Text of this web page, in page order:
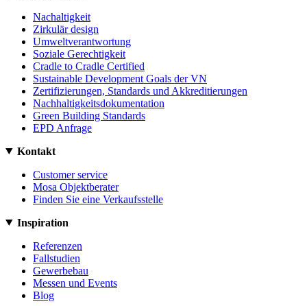
Nachaltigkeit
Zirkulär design
Umweltverantwortung
Soziale Gerechtigkeit
Cradle to Cradle Certified
Sustainable Development Goals der VN
Zertifizierungen, Standards und Akkreditierungen
Nachhaltigkeitsdokumentation
Green Building Standards
EPD Anfrage
Kontakt
Customer service
Mosa Objektberater
Finden Sie eine Verkaufsstelle
Inspiration
Referenzen
Fallstudien
Gewerbebau
Messen und Events
Blog